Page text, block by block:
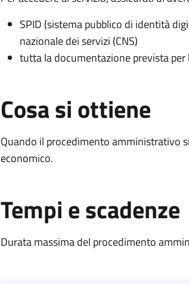
SPID (sistema pubblico di identità
nazionale dei servizi (CNS)
tutta la documentazione prevista per
Cosa si ottiene
Quando il procedimento amministrativo
economico.
Tempi e scadenze
Durata massima del procedimento